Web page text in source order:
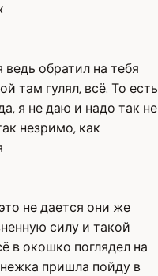
обратил на тебя
там гулял, всё. То есть
я не даю и надо так не
незримо, как
не дается они же
силу и такой
в окошко поглядел на
пришла пойду в